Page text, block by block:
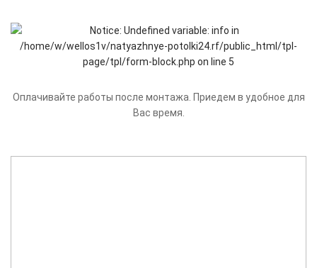
Оплачивайте работы после монтажа. Приедем в удобное для
Вас время.